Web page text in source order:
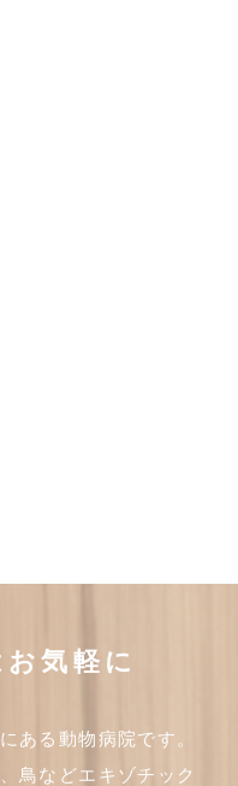
気軽に
ある動物病院です。
鳥などエキゾチック